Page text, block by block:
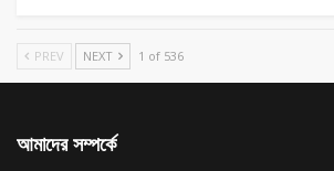
PREV NEXT 1 of 536
আমাদের সম্পর্কে